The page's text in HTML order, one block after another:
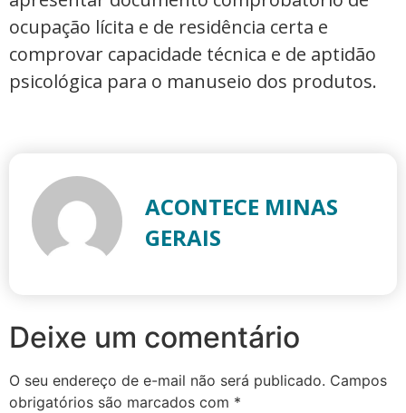
ocupação lícita e de residência certa e
comprovar capacidade técnica e de aptidão
psicológica para o manuseio dos produtos.
ACONTECE MINAS
GERAIS
Deixe um comentário
O seu endereço de e-mail não será publicado. Campos
obrigatórios são marcados com *